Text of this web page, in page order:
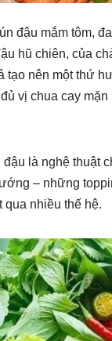
đậu mắm tôm,
hũ chiên, của
tạo nên một thứ
vị chua cay
là nghệ thuật
– những
qua nhiều thế hệ.